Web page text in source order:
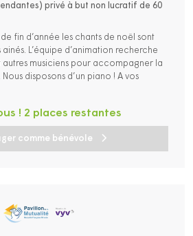
privé à but non lucratif de 60
fin d’année les chants de noël sont
L’équipe d’animation recherche
autres musiciens pour accompagner la
disposons d’un piano ! A vos
comme bénévole
! 2 places restantes